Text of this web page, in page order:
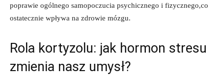
poprawie ogólnego samopoczucia psychicznego i fizycznego,co
ostatecznie wpływa na zdrowie mózgu.
Rola kortyzolu: jak hormon stresu
zmienia nasz umysł?